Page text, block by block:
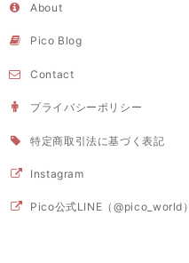
About
Pico Blog
Contact
プライバシーポリシー
特定商取引法に基づく表記
Instagram
Pico公式LINE（@pico_world）